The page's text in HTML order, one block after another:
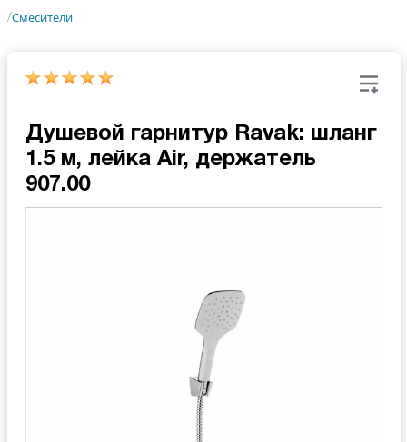
/Смесители
Душевой гарнитур Ravak: шланг
1.5 м, лейка Air, держатель
907.00